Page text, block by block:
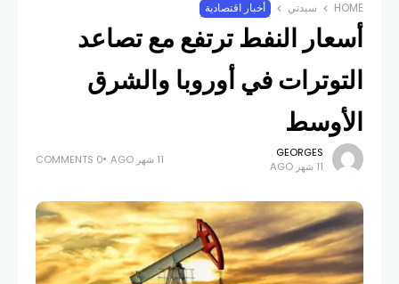
HOME سيدتي أخبار اقتصادية
أسعار النفط ترتفع مع تصاعد
التوترات في أوروبا والشرق
الأوسط
GEORGES
11 شهر AGO
11 شهر AGO 0 COMMENTS